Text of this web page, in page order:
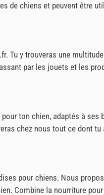
de chiens et peuvent être
Tu y trouveras une
par les jouets et les
ton chien, adaptés à
chez nous tout ce dont tu
pour chiens. Nous
Combine la nourriture